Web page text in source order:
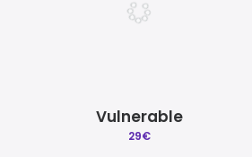
Vulnerable
29€